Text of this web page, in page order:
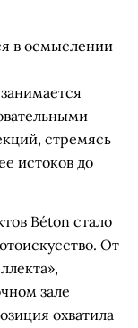
в осмыслении
стремясь
истоков до
Béton стало
От
зале
охватила